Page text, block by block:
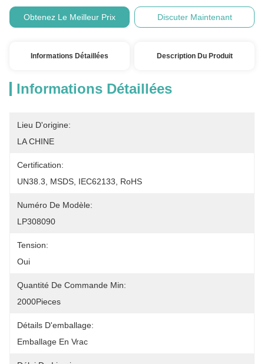
Obtenez Le Meilleur Prix Discuter Maintenant
Informations Détaillées Description Du Produit
Informations Détaillées
Lieu D'origine:
LA CHINE
Certification:
UN38.3, MSDS, IEC62133, RoHS
Numéro De Modèle:
LP308090
Tension:
Oui
Quantité De Commande Min:
2000Pieces
Détails D'emballage:
Emballage En Vrac